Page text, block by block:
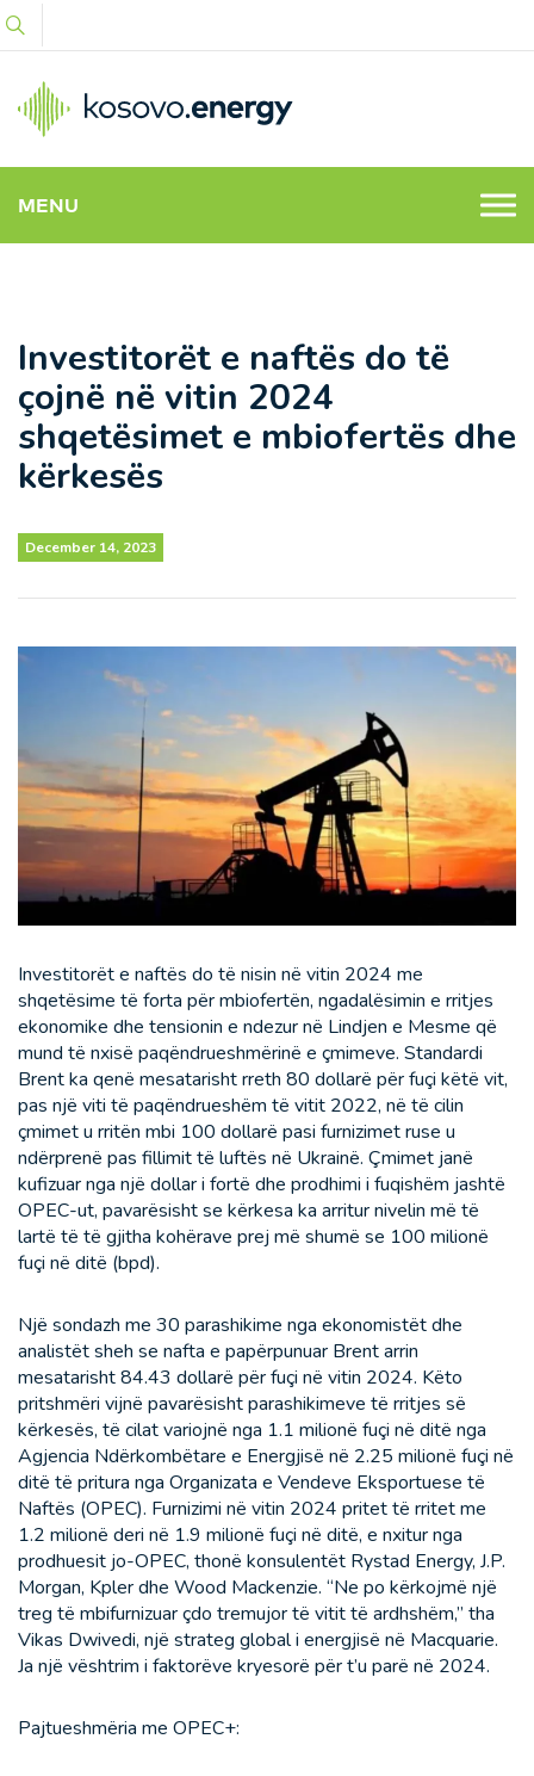
MENU
Investitorët e naftës do të
çojnë në vitin 2024
shqetësimet e mbiofertës dhe
kërkesës
December 14, 2023
Investitorët e naftës do të nisin në vitin 2024 me
shqetësime të forta për mbiofertën, ngadalësimin e rritjes
ekonomike dhe tensionin e ndezur në Lindjen e Mesme që
mund të nxisë paqëndrueshmërinë e çmimeve. Standardi
Brent ka qenë mesatarisht rreth 80 dollarë për fuçi këtë vit,
pas një viti të paqëndrueshëm të vitit 2022, në të cilin
çmimet u rritën mbi 100 dollarë pasi furnizimet ruse u
ndërprenë pas fillimit të luftës në Ukrainë. Çmimet janë
kufizuar nga një dollar i fortë dhe prodhimi i fuqishëm jashtë
OPEC-ut, pavarësisht se kërkesa ka arritur nivelin më të
lartë të të gjitha kohërave prej më shumë se 100 milionë
fuçi në ditë (bpd).
Një sondazh me 30 parashikime nga ekonomistët dhe
analistët sheh se nafta e papërpunuar Brent arrin
mesatarisht 84.43 dollarë për fuçi në vitin 2024. Këto
pritshmëri vijnë pavarësisht parashikimeve të rritjes së
kërkesës, të cilat variojnë nga 1.1 milionë fuçi në ditë nga
Agjencia Ndërkombëtare e Energjisë në 2.25 milionë fuçi në
ditë të pritura nga Organizata e Vendeve Eksportuese të
Naftës (OPEC). Furnizimi në vitin 2024 pritet të rritet me
1.2 milionë deri në 1.9 milionë fuçi në ditë, e nxitur nga
prodhuesit jo-OPEC, thonë konsulentët Rystad Energy, J.P.
Morgan, Kpler dhe Wood Mackenzie. “Ne po kërkojmë një
treg të mbifurnizuar çdo tremujor të vitit të ardhshëm,” tha
Vikas Dwivedi, një strateg global i energjisë në Macquarie.
Ja një vështrim i faktorëve kryesorë për t’u parë në 2024.
Pajtueshmëria me OPEC+: